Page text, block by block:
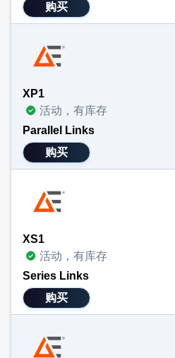
购买
XP1
活动，有库存
Parallel Links
购买
XS1
活动，有库存
Series Links
购买